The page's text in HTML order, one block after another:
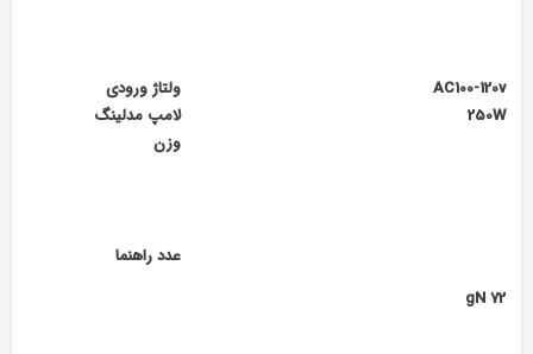
AC100-120v
ولتاژ ورودی
250W
لامپ مدلینگ
وزن
gN 72
عدد راهنما